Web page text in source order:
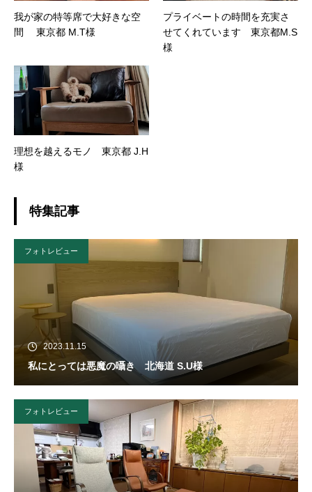
我が家の特等席で大好きな空
間 東京都 M.T様
プライベートの時間を充実さ
せてくれています 東京都M.S
様
理想を越えるモノ 東京都 J.H
様
特集記事
フォトレビュー
2023.11.15
私にとっては悪魔の囁き 北海道 S.U様
フォトレビュー